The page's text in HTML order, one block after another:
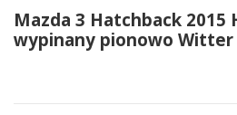
Mazda 3 Hatchback 2015
wypinany pionowo Witter